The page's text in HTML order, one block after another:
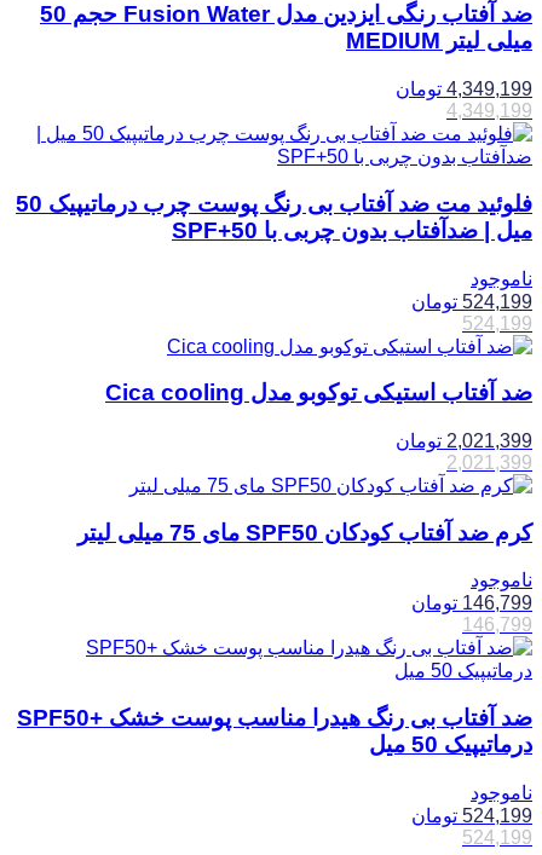
ضد آفتاب رنگی ایزدین مدل Fusion Water حجم 50
میلی لیتر MEDIUM
4,349,199 تومان
4,349,199
فلوئید مت ضد آفتاب بی رنگ پوست چرب درماتیپیک 50
میل | ضدآفتاب بدون چربی با SPF+50
ناموجود
524,199 تومان
524,199
ضد آفتاب استیکی توکوبو مدل Cica cooling
2,021,399 تومان
2,021,399
کرم ضد آفتاب کودکان SPF50 مای 75 میلی لیتر
ناموجود
146,799 تومان
146,799
ضد آفتاب بی رنگ هیدرا مناسب پوست خشک +SPF50
درماتیپیک 50 میل
ناموجود
524,199 تومان
524,199